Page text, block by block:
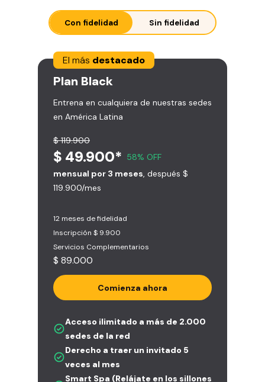
Con fidelidad Sin fidelidad
El más destacado
Plan Black
Entrena en cualquiera de nuestras sedes
en América Latina
$ 119.900
$ 49.900* 58% OFF
mensual por 3 meses, después $
119.900/mes
12 meses de fidelidad
Inscripción $ 9.900
Servicios Complementarios
$ 89.000
Comienza ahora
Acceso ilimitado a más de 2.000
sedes de la red
Derecho a traer un invitado 5
veces al mes
Smart Spa (Relájate en los sillones